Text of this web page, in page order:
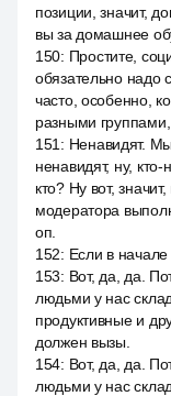
позиции, значит,
вы за домашнее
150: Простите,
обязательно надо
часто, особенно,
разными
151 : Ненавидят.
ненавидят, ну,
кто? Ну вот,
модератора
оп.
152: Если в начале
153: Вот, да, да.
людьми у нас
продуктивные и
должен вызы.
154: Вот, да, да.
людьми у нас